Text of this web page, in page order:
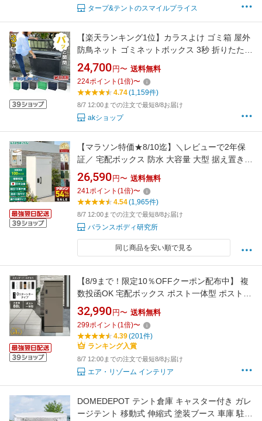
タープ&テントのスマイルプライス
【楽天ランキング1位】カラスよけ ゴミ箱 屋外
防鳥ネット ゴミネットボックス 3秒 折りたたみ
ゴミステーション ゴミストッカー 収集庫 折り
畳み 日本製 ゴミ収集箱 ゴミ出しネット ゴミ荒
らし 対策 被害 大容量 容量180L/270L 曽我製作
所 からすノンノン
24,700 円〜 送料無料
224ポイント (1倍)〜
4.74(1,159件)
8/7 12:00までの注文で最短8/8お届け
akショップ
【マラソン特価★8/10迄】＼レビューで2年保
証／ 宅配ボックス 防水 大容量 大型 据え置き型
補助金対象 屋外 完全防水 複数投函 マンション
ルスネコボックス 防錆 置き配 ボックス ダイヤ
ル錠 電子錠 戸建て 戸建て用 ポスト おしゃれ
複数受取 ゼロリターンキー
26,590 円〜 送料無料
241ポイント (1倍)〜
4.54(1,965件)
8/7 12:00までの注文で最短8/8お届け
バランスボディ研究所
同じ商品を安い順で見る
【8/9まで！限定10％OFFクーポン配布中】 複
数投函OK 宅配ボックス ポスト一体型 ポスト
防水 一戸建て用 大型 大容量 スリム 郵便ポスト
宅配ボックス付き ポスト一体型 おしゃれ 宅配
box 宅配ストッカー スタンドポスト 印鑑入れ
ゼロリターンキー ダイヤル錠 置き配
32,990 円〜 送料無料
299ポイント (1倍)〜
4.39(201件)
ランキング入賞
8/7 12:00までの注文で最短8/8お届け
エア・リゾーム インテリア
DOMEDEPOT テント倉庫 キャスター付き ガレ
ージテント 移動式 伸縮式 塗装ブース 車庫 駐車